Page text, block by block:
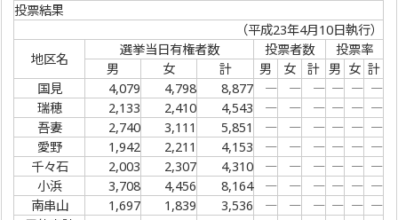
投票結果
（平成23年4月10日執行）
地区名
選挙当日有権者数 投票者数
投票率
男
女 計 男 女 計 男 女 計
国見
4,079 4,798 8,877 ― ― ― ― ― ―
瑞穂
2,133 2,410 4,543 ― ― ― ― ― ―
吾妻
2,740 3,111 5,851 ― ― ― ― ― ―
愛野
1,942 2,211 4,153 ― ― ― ― ― ―
千々石
2,003 2,307 4,310 ― ― ― ― ― ―
小浜
3,708 4,456 8,164 ― ― ― ― ― ―
南串山
1,697 1,839 3,536 ― ― ― ― ― ―